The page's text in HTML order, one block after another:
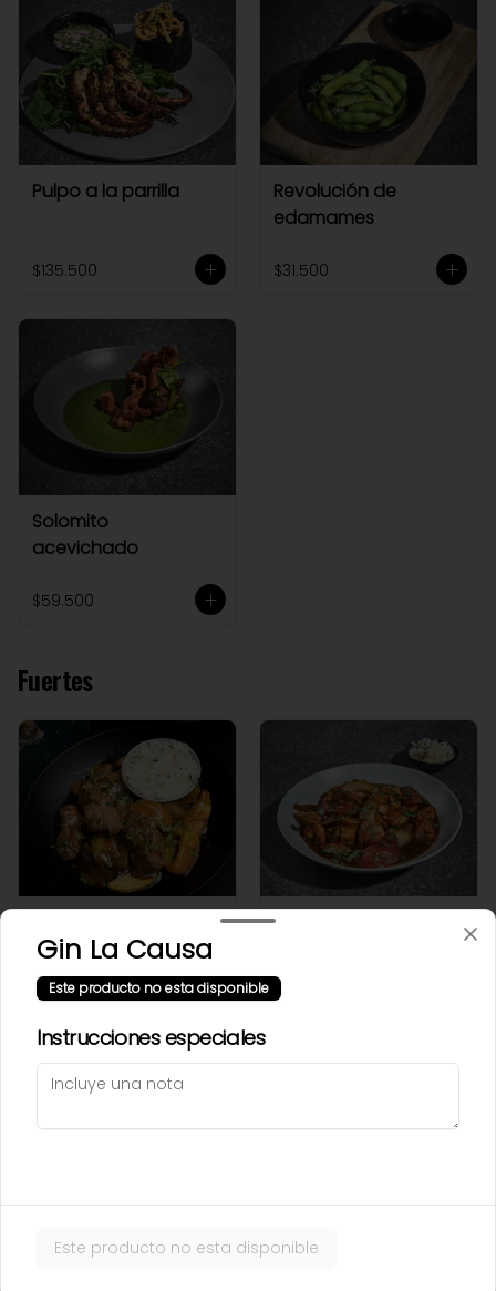
Pulpo a la parrilla
$135.500
Revolución de
edamames
$31.500
Solomito
acevichado
$59.500
Fuertes
$65.000
Pollo saltado
$59.500
Sakana Salmón ereganto
Gin La Causa
Este producto no esta disponible
Instrucciones especiales
Este producto no esta disponible